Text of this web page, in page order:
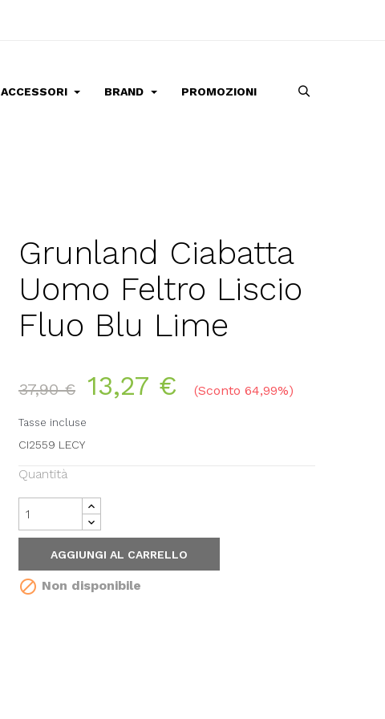
ACCESSORI BRAND PROMOZIONI
Grunland Ciabatta
Uomo Feltro Liscio
Fluo Blu Lime
37,90 € 13,27 € Sconto 64,99%
Tasse incluse
CI2559 LECY
Quantità
AGGIUNGI AL CARRELLO
 Non disponibile